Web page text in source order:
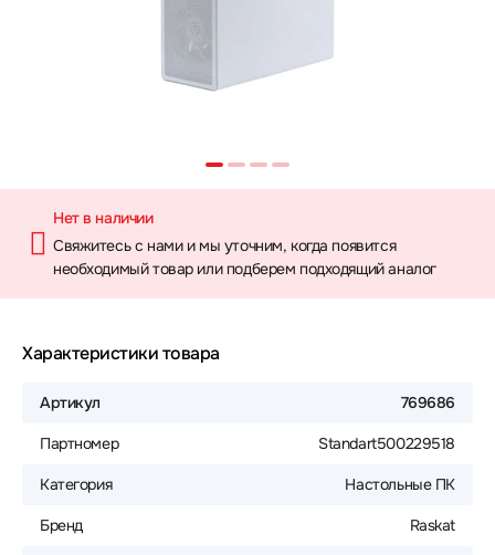
Нет в наличии
Свяжитесь с нами и мы уточним, когда появится
необходимый товар или подберем подходящий аналог
Характеристики товара
Артикул 769686
Партномер Standart500229518
Категория Настольные ПК
Бренд Raskat